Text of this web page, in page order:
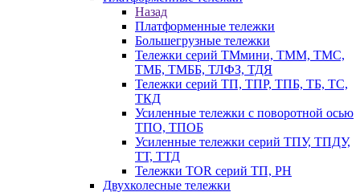
Назад
Платформенные тележки
Большегрузные тележки
Тележки серий ТМмини, ТММ, ТМС,
ТМБ, ТМББ, ТЛФЗ, ТДЯ
Тележки серий ТП, ТПР, ТПБ, ТБ, ТС,
ТКД
Усиленные тележки с поворотной осью
ТПО, ТПОБ
Усиленные тележки серий ТПУ, ТПДУ,
ТТ, ТТД
Тележки TOR серий ТП, PH
Двухколесные тележки